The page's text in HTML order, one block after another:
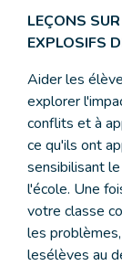
LEÇONS
EXPLOSIFS
Aider les
explorer
conflits et à
ce qu'ils ont
sensibilisant
l'école. Une
votre classe
les
lesélèves au